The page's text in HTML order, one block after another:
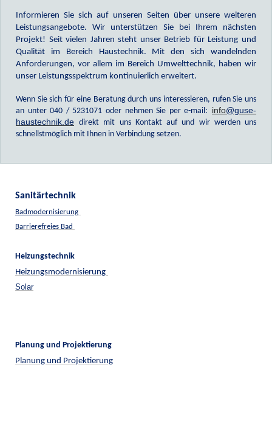
Informieren Sie sich auf unseren Seiten über unsere weiteren
Leistungsangebote. Wir unterstützen Sie bei Ihrem nächsten
Projekt! Seit vielen Jahren steht unser Betrieb für Leistung und
Qualität im Bereich Haustechnik. Mit den sich wandelnden
Anforderungen, vor allem im Bereich Umwelttechnik, haben wir
unser Leistungsspektrum kontinuierlich erweitert.
Wenn Sie sich für eine Beratung durch uns interessieren, rufen Sie uns
an unter 040 / 5231071 oder nehmen Sie per e-mail: info@guse-
haustechnik.de direkt mit uns Kontakt auf und wir werden uns
schnellstmöglich mit Ihnen in Verbindung setzen.
Sanitärtechnik
Badmodernisierung
Barrierefreies Bad
Heizungstechnik
Heizungsmodernisierung
Solar
Planung und Projektierung
Planung und Projektierung